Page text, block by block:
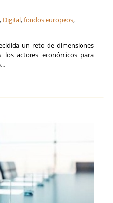
, Digital,fondos europeos,
un reto de dimensiones
los actores económicos para